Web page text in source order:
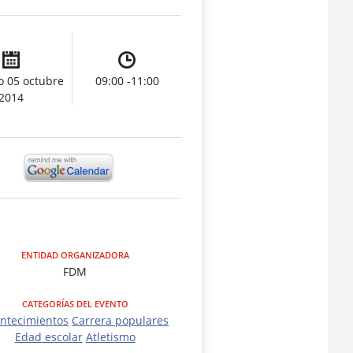
05 octubre
09:00 -11:00
ENTIDAD ORGANIZADORA
FDM
CATEGORÍAS DEL EVENTO
Carrera populares
Edad escolar Atletismo